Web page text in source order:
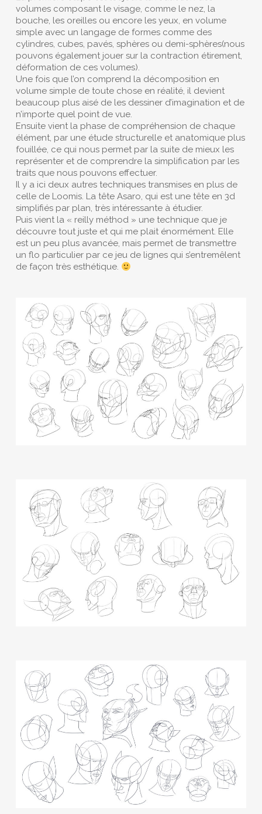
volumes composant le visage, comme le nez, la
bouche, les oreilles ou encore les yeux, en volume
simple avec un langage de formes comme des
cylindres, cubes, pavés, sphères ou demi-sphères(nous
pouvons également jouer sur la contraction étirement,
déformation de ces volumes).
Une fois que l’on comprend la décomposition en
volume simple de toute chose en réalité, il devient
beaucoup plus aisé de les dessiner d’imagination et de
n’importe quel point de vue.
Ensuite vient la phase de compréhension de chaque
élément, par une étude structurelle et anatomique plus
fouillée, ce qui nous permet par la suite de mieux les
représenter et de comprendre la simplification par les
traits que nous pouvons effectuer.
Il y a ici deux autres techniques transmises en plus de
celle de Loomis. La tête Asaro, qui est une tête en 3d
simplifiés par plan, très intéressante à étudier.
Puis vient la « reilly méthod » une technique que je
découvre tout juste et qui me plait énormément. Elle
est un peu plus avancée, mais permet de transmettre
un flo particulier par ce jeu de lignes qui s’entremêlent
de façon très esthétique.